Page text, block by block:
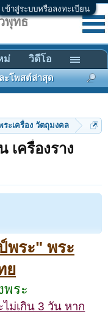
เข้าสู่ระบบหรือลงทะเบียน
ระเครื่อง วัตถุมงคล
เครื่องราง
พระ" พระ
ย
พระ
ม่เกิน 3 วัน หาก
พุทธ
ะโพสต์ล่าสุด
ม่ วิดีโอ